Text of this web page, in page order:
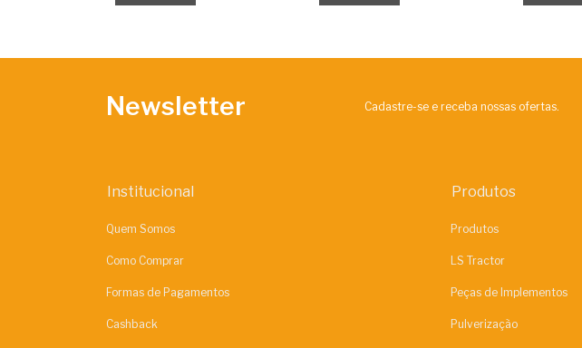
Newsletter Cadastre-se e receba nossas ofertas.
Institucional
Quem Somos
Como Comprar
Formas de Pagamentos
Cashback
Produtos
Produtos
LS Tractor
Peças de Implementos
Pulverização